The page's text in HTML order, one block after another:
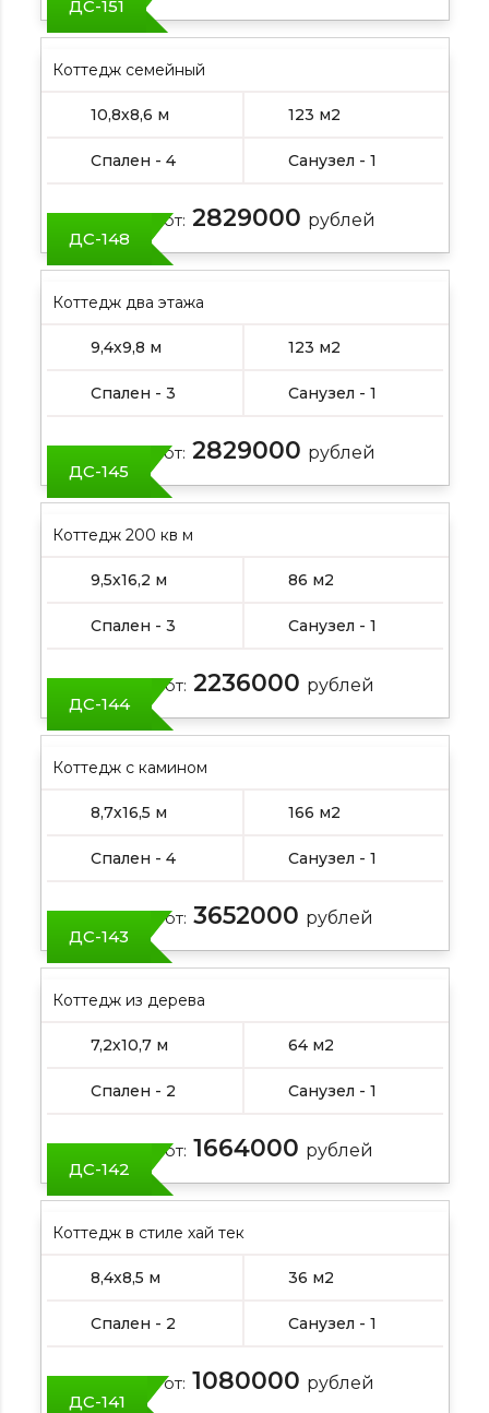
ДС-151
Коттедж семейный
10,8х8,6 м 123 м2
Спален - 4 Санузел - 1
Цена от: 2829000 рублей
ДС-148
Коттедж два этажа
9,4х9,8 м 123 м2
Спален - 3 Санузел - 1
Цена от: 2829000 рублей
ДС-145
Коттедж 200 кв м
9,5х16,2 м 86 м2
Спален - 3 Санузел - 1
Цена от: 2236000 рублей
ДС-144
Коттедж с камином
8,7х16,5 м 166 м2
Спален - 4 Санузел - 1
Цена от: 3652000 рублей
ДС-143
Коттедж из дерева
7,2х10,7 м 64 м2
Спален - 2 Санузел - 1
Цена от: 1664000 рублей
ДС-142
Коттедж в стиле хай тек
8,4х8,5 м 36 м2
Спален - 2 Санузел - 1
Цена от: 1080000 рублей
ДС-141